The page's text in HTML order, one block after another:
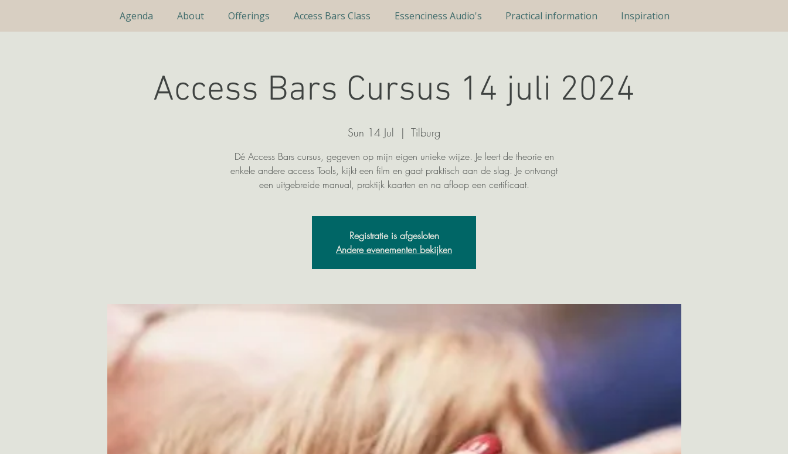
Agenda About Offerings Access Bars Class Essenciness Audio's Practical information Inspiration
Access Bars Cursus 14 juli 2024
Sun 14 Jul
  |
Tilburg
Dé Access Bars cursus, gegeven op mijn eigen unieke wijze. Je leert de theorie en
enkele andere access Tools, kijkt een film en gaat praktisch aan de slag. Je ontvangt
een uitgebreide manual, praktijk kaarten en na afloop een certificaat.
Registratie is afgesloten
Andere evenementen bekijken